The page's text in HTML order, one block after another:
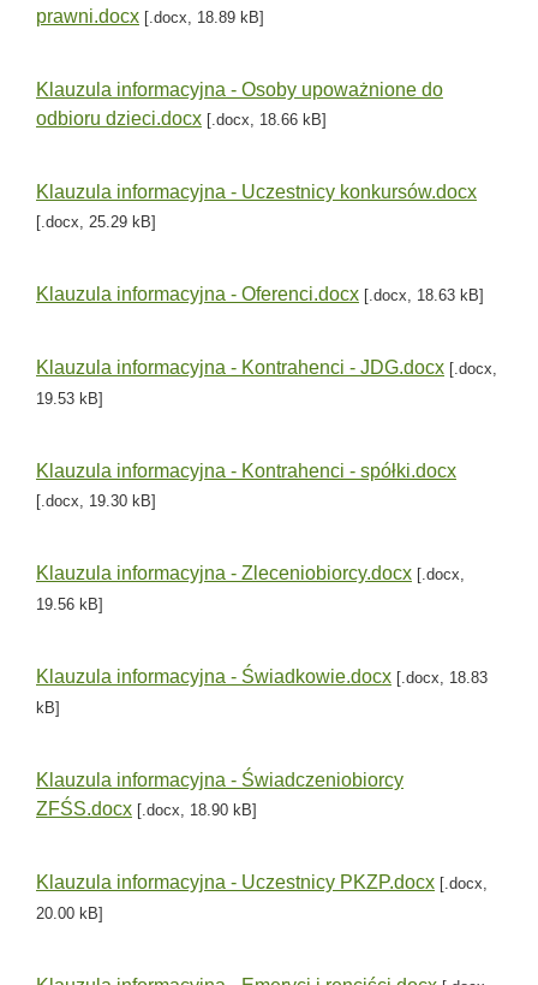
prawni.docx [.docx, 18.89 kB]
Klauzula informacyjna - Osoby upoważnione do
odbioru dzieci.docx [.docx, 18.66 kB]
Klauzula informacyjna - Uczestnicy konkursów.docx
[.docx, 25.29 kB]
Klauzula informacyjna - Oferenci.docx [.docx, 18.63 kB]
Klauzula informacyjna - Kontrahenci - JDG.docx [.docx,
19.53 kB]
Klauzula informacyjna - Kontrahenci - spółki.docx
[.docx, 19.30 kB]
Klauzula informacyjna - Zleceniobiorcy.docx [.docx,
19.56 kB]
Klauzula informacyjna - Świadkowie.docx [.docx, 18.83
kB]
Klauzula informacyjna - Świadczeniobiorcy
ZFŚS.docx [.docx, 18.90 kB]
Klauzula informacyjna - Uczestnicy PKZP.docx [.docx,
20.00 kB]